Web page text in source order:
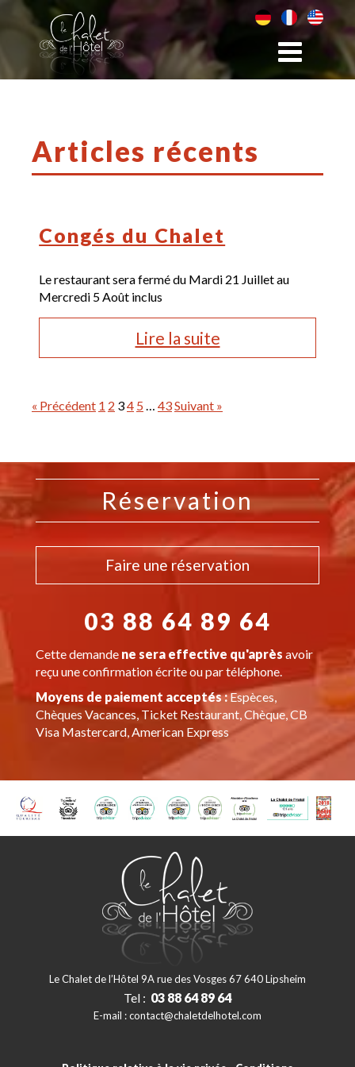
Articles récents
Congés du Chalet
Le restaurant sera fermé du Mardi 21 Juillet au
Mercredi 5 Août inclus
Lire la suite
« Précédent 1 2 34 5… 43Suivant »
Réservation
Faire une réservation
03 88 64 89 64
Cette demande ne sera effective qu'après avoir
reçu une confirmation écrite ou par téléphone.
Moyens de paiement acceptés :Espèces,
Chèques Vacances, Ticket Restaurant, Chèque, CB
Visa Mastercard, American Express
Le Chalet de l’Hôtel 9A rue des Vosges 67 640 Lipsheim
Tel : 03 88 64 89 64
E-mail :contact@chaletdelhotel.com